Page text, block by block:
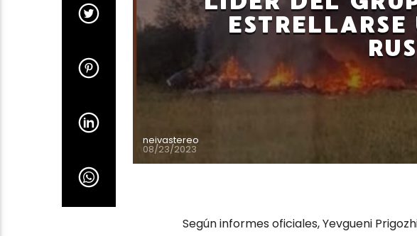
neivastereo
08/23/2023
Según informes oficiales, Yevgueni